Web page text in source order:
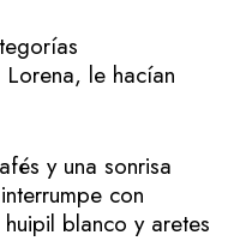
le hacían
y una sonrisa
con
blanco y aretes